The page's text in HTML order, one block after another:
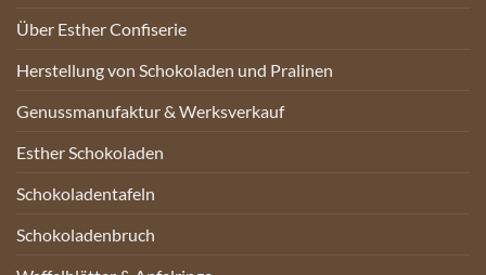
Über Esther Confiserie
Herstellung von Schokoladen und Pralinen
Genussmanufaktur & Werksverkauf
Esther Schokoladen
Schokoladentafeln
Schokoladenbruch